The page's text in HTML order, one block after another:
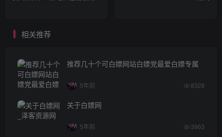
相关推荐
推荐几十个可白嫖网站白嫖党最爱白嫖专属
5年前 8328
关于白嫖网
5年前 3963